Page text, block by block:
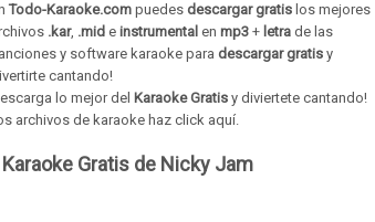
Todo-Karaoke.com puedes descargar gratis los mejores
.kar, .mid e instrumental en mp3 + letra de las
y software karaoke para descargar gratis y
cantando!
lo mejor del Karaoke Gratis y diviertete cantando!
archivos de karaoke haz click aquí.
Gratis de Nicky Jam